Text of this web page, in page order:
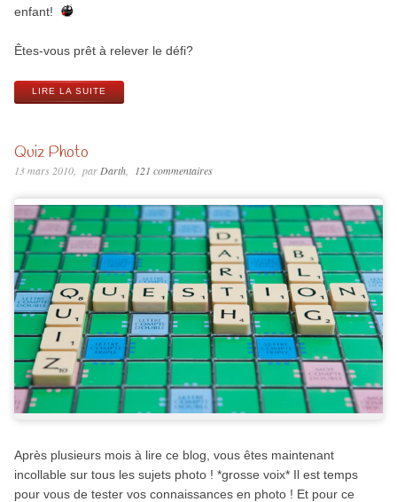
enfant!
Êtes-vous prêt à relever le défi?
LIRE LA SUITE
Quiz Photo
13 mars 2010 par Darth 121 commentaires
Après plusieurs mois à lire ce blog, vous êtes maintenant
incollable sur tous les sujets photo ! *grosse voix* Il est temps
pour vous de tester vos connaissances en photo ! Et pour ce